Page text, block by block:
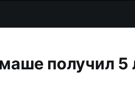
получил 5